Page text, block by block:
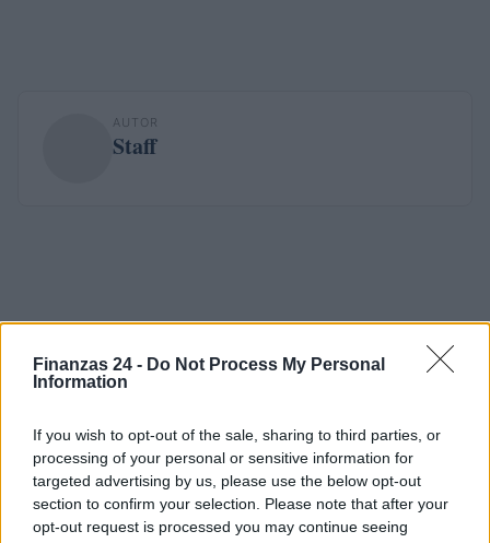
Finanzas 24 - Do Not Process My Personal
Information
If you wish to opt-out of the sale, sharing to third parties, or
processing of your personal or sensitive information for
targeted advertising by us, please use the below opt-out
section to confirm your selection. Please note that after your
opt-out request is processed you may continue seeing
AUTOR
Staff